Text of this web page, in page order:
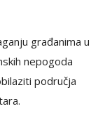
građanima u
nepogoda
područja